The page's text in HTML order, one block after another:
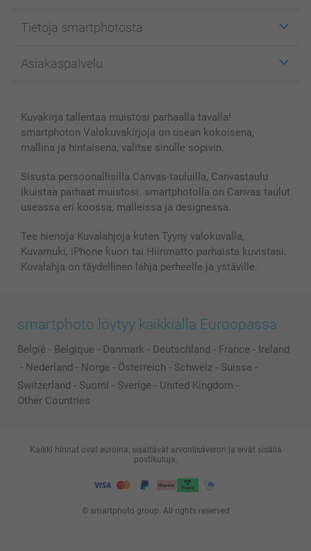
Kuvakortit
Kuvakirjat
Kännykkä & Tabletti
MyNameBook
Valokuvakehykset & Lisätarvikkeet
Lahjakortti
Kaikki kuvatuotteet
Tietoja smartphotosta
Affiliate ohjelma
Sivukartta
Ehdot/takuut
Asiakaspalvelu
smartbonus
Hinnat & maksutavat
Kuvakirja tallentaa muistosi parhaalla tavalla!
smartphoton Valokuvakirjoja on usean kokoisena,
mallina ja hintaisena, valitse sinulle sopivin.
Sisusta persoonallisilla Canvas-tauluilla, Canvastaulu
ikuistaa parhaat muistosi. smartphotolla on Canvas taulut
useassa eri koossa, malleissa ja designessa.
Tee hienoja Kuvalahjoja kuten Tyyny valokuvalla,
Kuvamuki, iPhone kuori tai Hiirimatto parhaista kuvistasi.
Kuvalahja on täydellinen lahja perheelle ja ystäville.
smartphoto löytyy kaikkialla Euroopassa
België - Belgique - Danmark - Deutschland - France - Ireland
- Nederland - Norge - Österreich - Schweiz - Suisse -
Switzerland - Suomi - Sverige - United Kingdom -
Other Countries
© smartphoto group. All rights reserved
Kaikki hinnat ovat euroina, sisältävät arvonlisäveron ja eivät sisällä
postikuluja.